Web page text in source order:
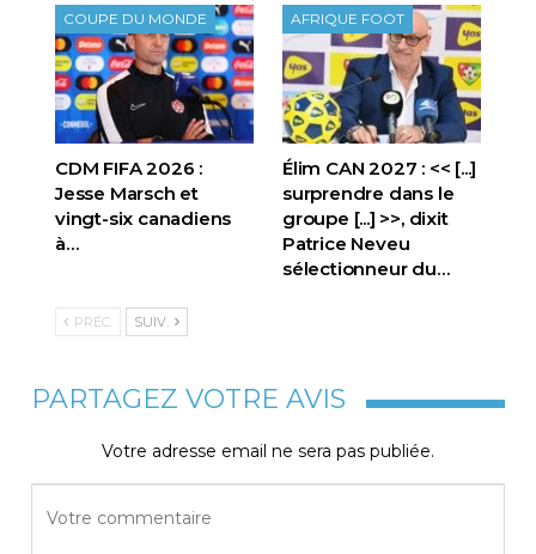
COUPE DU MONDE
CDM FIFA 2026 :
Jesse Marsch et
vingt-six canadiens
à…
AFRIQUE FOOT
Élim CAN 2027 : << [...]
surprendre dans le
groupe [...] >>, dixit
Patrice Neveu
sélectionneur du…
PRÉC. SUIV.
PARTAGEZ VOTRE AVIS
Votre adresse email ne sera pas publiée.